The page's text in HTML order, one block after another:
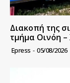
Διακοπή της
τμήμα Οινόη
Epress - 05/08/2026